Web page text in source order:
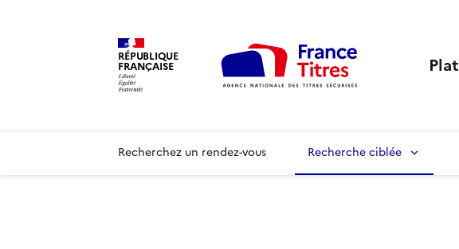
RÉPUBLIQUE
FRANÇAISE
Recherchez un rendez-vous Recherche ciblée